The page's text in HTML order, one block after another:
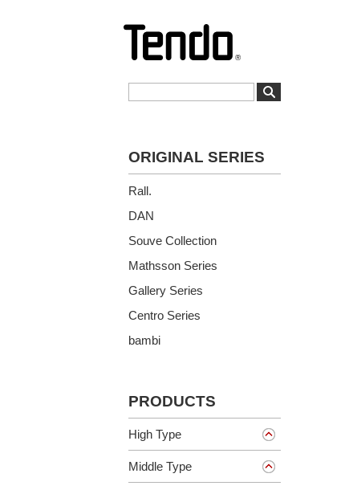
ORIGINAL SERIES
Rall.
DAN
Souve Collection
Mathsson Series
Gallery Series
Centro Series
bambi
PRODUCTS
High Type
Middle Type